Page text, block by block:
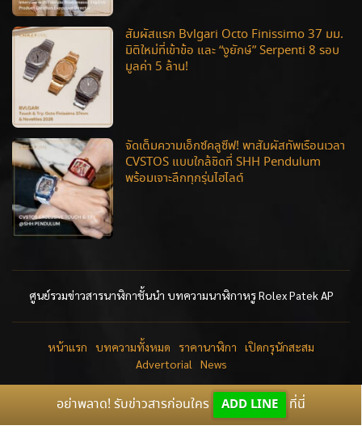
สัมผัสแรก Bvlgari Octo Finissimo 37 มม.
มิติใหม่ที่เข้าข้อ และ “งูยักษ์” Serpenti 8 รอบ
มูลค่า 5 ล้าน!
จัดเต็มความเอ็กซ์คลูซีฟ! พาสัมผัสทัพเรือนเวลา
CVSTOS แบบใกล้ชิดที่ SHH Pendulum
พร้อมเจาะลึกทุกรุ่นไฮไลต์
ศูนย์รวมข่าวสารนาฬิกาชั้นนำ บทความนาฬิกาหรู Rolex Patek AP
หน้าแรก บทความทั้งหมด ราคานาฬิกา
เปิดกรุนักสะสม
Advertorial
News
อย่าพลาด! รับข่าวสารก่อนใคร ADD LINE ที่นี่